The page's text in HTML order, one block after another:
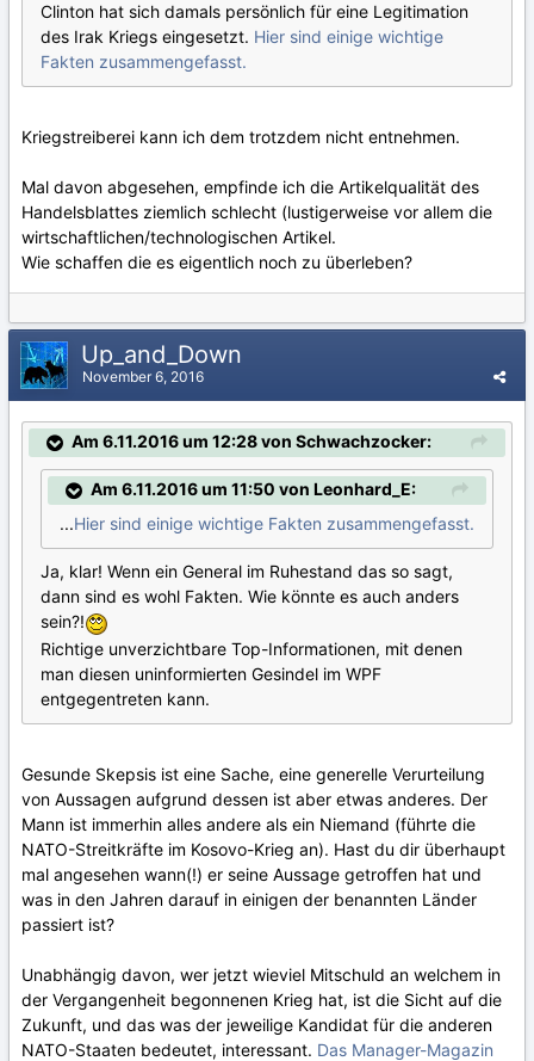
Clinton hat sich damals persönlich für eine Legitimation
des Irak Kriegs eingesetzt. Hier sind einige wichtige
Fakten zusammengefasst.
Kriegstreiberei kann ich dem trotzdem nicht entnehmen.
Mal davon abgesehen, empfinde ich die Artikelqualität des
Handelsblattes ziemlich schlecht (lustigerweise vor allem die
wirtschaftlichen/technologischen Artikel.
Wie schaffen die es eigentlich noch zu überleben?
Up_and_Down
November 6, 2016
Am 6.11.2016 um 12:28 von Schwachzocker:
Am 6.11.2016 um 11:50 von Leonhard_E:
...Hier sind einige wichtige Fakten zusammengefasst.
Ja, klar! Wenn ein General im Ruhestand das so sagt,
dann sind es wohl Fakten. Wie könnte es auch anders
sein?!
Richtige unverzichtbare Top-Informationen, mit denen
man diesen uninformierten Gesindel im WPF
entgegentreten kann.
Gesunde Skepsis ist eine Sache, eine generelle Verurteilung
von Aussagen aufgrund dessen ist aber etwas anderes. Der
Mann ist immerhin alles andere als ein Niemand (führte die
NATO-Streitkräfte im Kosovo-Krieg an). Hast du dir überhaupt
mal angesehen wann(!) er seine Aussage getroffen hat und
was in den Jahren darauf in einigen der benannten Länder
passiert ist?
Unabhängig davon, wer jetzt wieviel Mitschuld an welchem in
der Vergangenheit begonnenen Krieg hat, ist die Sicht auf die
Zukunft, und das was der jeweilige Kandidat für die anderen
NATO-Staaten bedeutet, interessant. Das Manager-Magazin